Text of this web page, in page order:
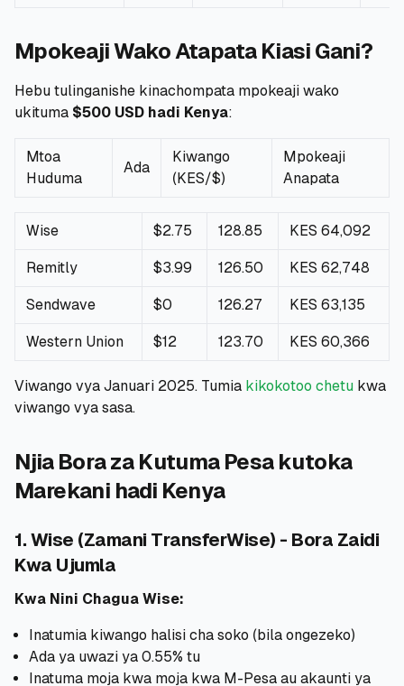
Mpokeaji Wako Atapata Kiasi Gani?
Hebu tulinganishe kinachompata mpokeaji wako
ukituma $500 USD hadi Kenya:
Mtoa
Huduma
Ada
Kiwango
(KES/$)
Mpokeaji
Anapata
Wise $2.75 128.85 KES 64,092
Remitly $3.99 126.50 KES 62,748
Sendwave $0 126.27 KES 63,135
Western Union $12 123.70 KES 60,366
Viwango vya Januari 2025. Tumia kikokotoo chetu kwa
viwango vya sasa.
Njia Bora za Kutuma Pesa kutoka
Marekani hadi Kenya
1. Wise (Zamani TransferWise) - Bora Zaidi
Kwa Ujumla
Kwa Nini Chagua Wise:
Inatumia kiwango halisi cha soko (bila ongezeko)
Ada ya uwazi ya 0.55% tu
Inatuma moja kwa moja kwa M-Pesa au akaunti ya